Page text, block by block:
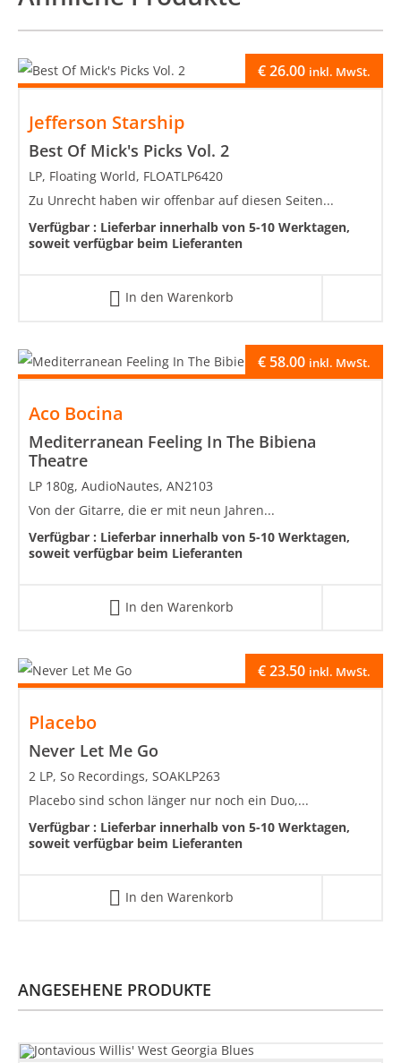
Jefferson Starship
Best Of Mick's Picks Vol. 2
€26.00 inkl. MwSt.
LP, Floating World, FLOATLP6420
Zu Unrecht haben wir offenbar auf diesen Seiten...
Verfügbar : Lieferbar innerhalb von 5-10 Werktagen,
soweit verfügbar beim Lieferanten
In den Warenkorb
Aco Bocina
Mediterranean Feeling In The Bibiena
Theatre
€58.00 inkl. MwSt.
LP 180g, AudioNautes, AN2103
Von der Gitarre, die er mit neun Jahren...
Verfügbar : Lieferbar innerhalb von 5-10 Werktagen,
soweit verfügbar beim Lieferanten
In den Warenkorb
Placebo
Never Let Me Go
€23.50 inkl. MwSt.
2 LP, So Recordings, SOAKLP263
Placebo sind schon länger nur noch ein Duo,...
Verfügbar : Lieferbar innerhalb von 5-10 Werktagen,
soweit verfügbar beim Lieferanten
In den Warenkorb
ANGESEHENE PRODUKTE